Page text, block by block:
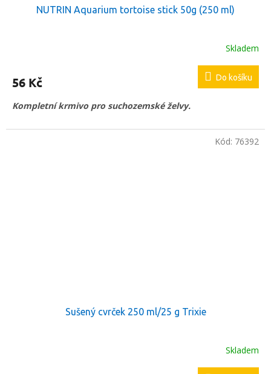
NUTRIN Aquarium tortoise stick 50g (250 ml)
Skladem
56 Kč Do košíku
Kompletní krmivo pro suchozemské želvy.
Sušený cvrček 250 ml/25 g Trixie
Skladem
Kód: 76392